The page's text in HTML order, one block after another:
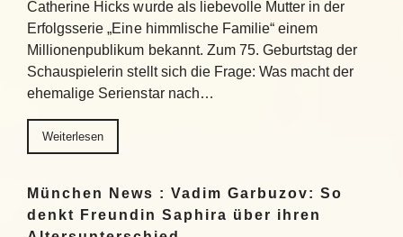
Catherine Hicks wurde als liebevolle Mutter in der
Erfolgsserie „Eine himmlische Familie“ einem
Millionenpublikum bekannt. Zum 75. Geburtstag der
Schauspielerin stellt sich die Frage: Was macht der
ehemalige Serienstar nach…
Weiterlesen
München News : Vadim Garbuzov: So
denkt Freundin Saphira über ihren